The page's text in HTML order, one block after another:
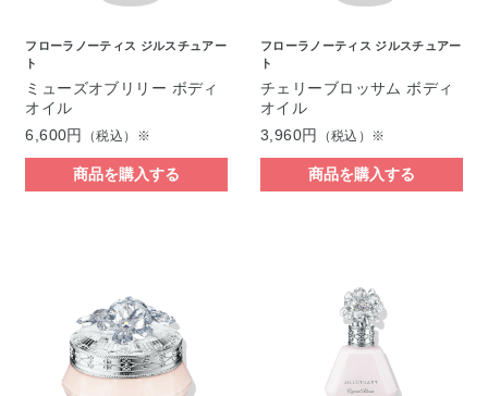
フローラノーティス ジルスチュアー
ト
ミューズオブリリー ボディ
オイル
6,600円
（税込）※
商品を購入する
フローラノーティス ジルスチュアー
ト
チェリーブロッサム ボディ
オイル
3,960円
（税込）※
商品を購入する